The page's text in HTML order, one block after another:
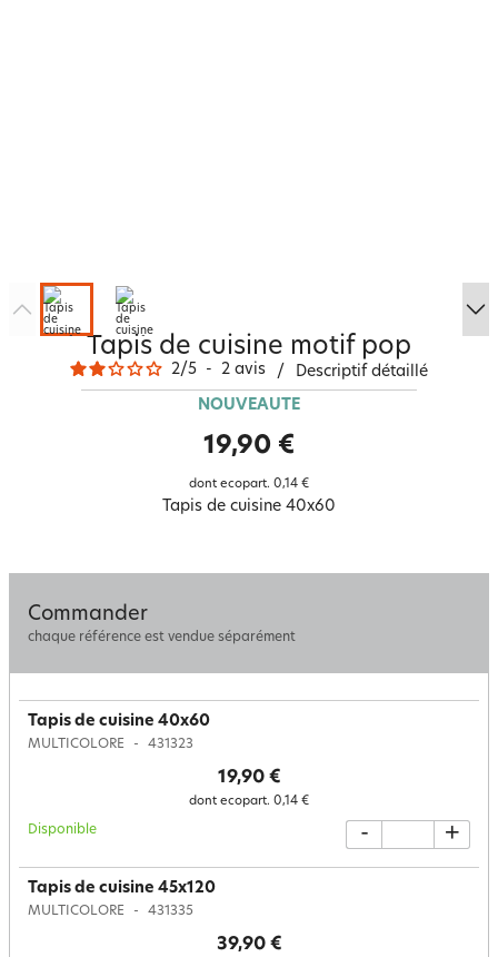
Tapis de cuisine motif pop
2/5 - 2 avis / Descriptif détaillé
NOUVEAUTÉ
19,90 €
dont ecopart. 0,14 €
Tapis de cuisine 40x60
Commander
chaque référence est vendue séparément
Tapis de cuisine 40x60
MULTICOLORE 431323
19,90 €
dont ecopart. 0,14 €
Disponible - +
Tapis de cuisine 45x120
MULTICOLORE 431335
39,90 €